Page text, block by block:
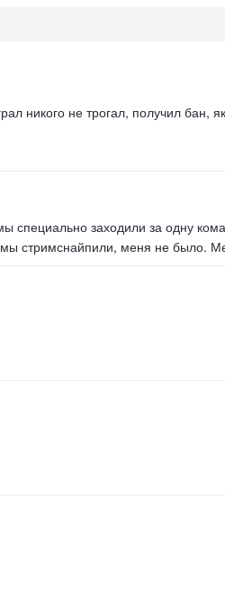
никого не трогал, получил бан,
заходили за одну
мы стримснайпили, меня не